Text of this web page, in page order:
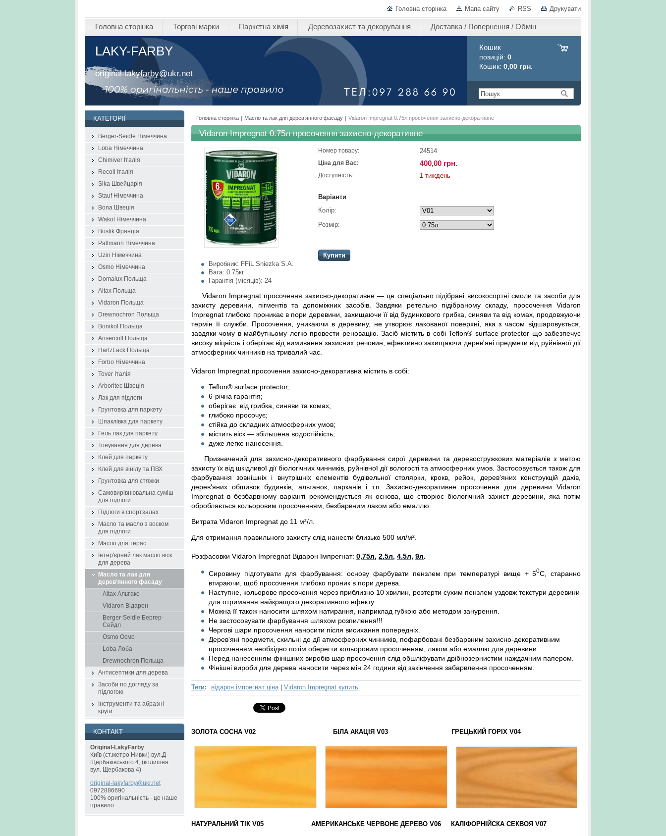
Головна сторінка Мапа сайту RSS Друкувати
Головна сторінка Торгові марки Паркетна хімія Деревозахист та декорування Доставка / Повернення / Обмін
LAKY-FARBY
original-lakyfarby@ukr.net
Кошик
позицій: 0
Кошик: 0,00 грн.
Головна сторінка | Масло та лак для дерев’янного фасаду | Vidaron Impregnat 0.75л просочення захисно-декоративне
Vidaron Impregnat 0.75л просочення захисно-декоративне
Виробник: FFiL Sniezka S.A.
Вага: 0.75кг
Гарантія (місяців): 24
Номер товару: 24514
Ціна для Вас: 400,00 грн.
Доступність: 1 тиждень
Варіанти
Колір:
Розмір:
Купити
Vidaron Impregnat просочення захисно-декоративне — це спеціально підібрані високосортні смоли та засоби для
захисту деревини, пігментів та допоміжних засобів. Завдяки ретельно підібраному складу, просочення Vidaron
Impregnat глибоко проникає в пори деревини, захищаючи її від будинкового грибка, синяви та від комах, продовжуючи
термін її служби. Просочення, уникаючи в деревину, не утворює лакованої поверхні, яка з часом відшаровується,
завдяки чому в майбутньому легко провести реновацію. Засіб містить в собі Teflon® surface proteсtor що забезпечує
високу міцність і оберігає від вимивання захисних речовин, ефективно захищаючи дерев'яні предмети від руйнівної дії
атмосферних чинників на тривалий час.
Vidaron Impregnat просочення захисно-декоративна містить в собі:
Teflon® surface protector;
6-річна гарантія;
оберігає від грибка, синяви та комах;
глибоко просочує;
стійка до складних атмосферних умов;
містить віск — збільшена водостійкість;
дуже легке нанесення.
Призначений для захисно-декоративного фарбування сирої деревини та деревостружкових матеріалів з метою
захисту їх від шкідливої ​​дії біологічних чинників, руйнівної дії вологості та атмосферних умов. Застосовується також для
фарбування зовнішніх і внутрішніх елементів будівельної столярки, крокв, рейок, дерев'яних конструкцій дахів,
дерев'яних обшивок будинків, альтанок, парканів і т.п. Захисно-декоративне просочення для деревини Vidaron
Impregnat в безбарвному варіанті рекомендується як основа, що створює біологічний захист деревини, яка потім
обробляється кольоровим просоченням, безбарвним лаком або емаллю.
Витрата Vidaron Impregnat до 11 м²/л.
Для отримання правильного захисту слід нанести близько 500 мл/м².
Розфасовки Vidaron Impregnat Відарон Імпрегнат: 0,75л, 2.5л, 4.5л, 9л.
Сировину підготувати для фарбування: основу фарбувати пензлем при температурі вище + 50C, старанно
втираючи, щоб просочення глибоко проник в пори дерева.
Наступне, кольорове просочення через приблизно 10 хвилин, розтерти сухим пензлем уздовж текстури деревини
для отримання найкращого декоративного ефекту.
Можна її також наносити шляхом натирання, наприклад губкою або методом занурення.
Не застосовувати фарбування шляхом розпилення!!!
Чергові шари просочення наносити після висихання попередніх.
Дерев'яні предмети, схильні до дії атмосферних чинників, пофарбовані безбарвним захисно-декоративним
просоченням необхідно потім оберегти кольоровим просоченням, лаком або емаллю для деревини.
Перед нанесенням фінішних виробів шар просочення слід обшліфувати дрібнозернистим наждачним папером.
Фінішні вироби для дерева наносити через мін 24 години від закінчення забарвлення просоченням.
Теги: відарон імпрегнат ціна Vidaron Impregnat купить
ЗОЛОТА СОСНА V02 БІЛА АКАЦІЯ V03 ГРЕЦЬКИЙ ГОРІХ V04
НАТУРАЛЬНИЙ ТІК V05 АМЕРИКАНСЬКЕ ЧЕРВОНЕ ДЕРЕВО V06 КАЛІФОРНІЙСКА СЕКВОЯ V07
КАТЕГОРІЇ
Berger-Seidle Німеччина
Loba Німеччина
Chimiver Італія
Recoll Італія
Sika Швейцарія
Stauf Німеччина
Bona Швеція
Wakol Німеччина
Bostik Франція
Pallmann Німеччина
Uzin Німеччина
Osmo Німеччина
Domalux Польща
Altax Польща
Vidaron Польща
Drewnochron Польща
Bonikol Польща
Ansercoll Польща
HartzLack Польща
Forbo Німеччина
Tover Італія
Arboritec Швеція
Лак для підлоги
Грунтовка для паркету
Шпаклівка для паркету
Гель лак для паркету
Тонування для дерева
Клей для паркету
Клей для вінілу та ПВХ
Грунтовка для стяжки
Самовирівнювальна суміш
для підлоги
Підлоги в спортзалах
Масло та масло з воском
для підлоги
Масло для терас
Інтер'єрний лак масло віск
для дерева
Масло та лак для
дерев’янного фасаду
Altax Альтакс
Vidaron Відарон
Berger-Seidle Бергер-
Сейдл
Osmo Осмо
Loba Лоба
Drewnochron Польща
Антисептики для дерева
Засоби по догляду за
підлогою
Інструменти та абразні
круги
КОНТАКТ
Original-LakyFarby
Київ (ст.метро Нивки) вул.Д
Щербаківського 4, (колишня
вул. Щербакова 4)
original -lakyfarby@ukr.net
0972886690
100% оригінальність - це наше
правило